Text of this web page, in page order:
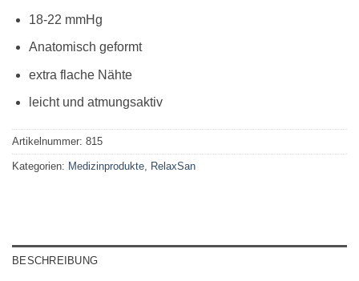
18-22 mmHg
Anatomisch geformt
extra flache Nähte
leicht und atmungsaktiv
Artikelnummer: 815
Kategorien: Medizinprodukte, RelaxSan
BESCHREIBUNG